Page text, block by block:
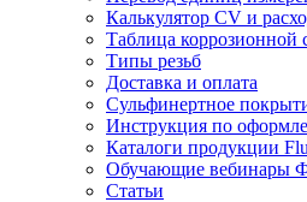
Калькулятор CV и
Таблица коррозионной
Типы резьб
Доставка и оплата
Сульфинертное
Инструкция по
Каталоги продукции
Обучающие вебинары
Статьи